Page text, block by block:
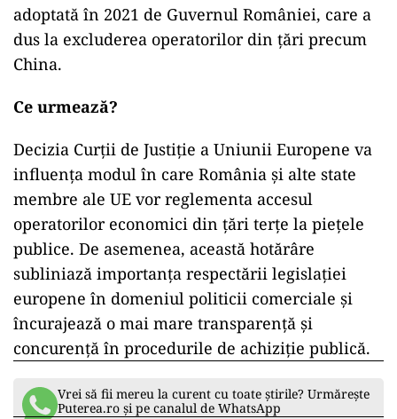
adoptată în 2021 de Guvernul României, care a
dus la excluderea operatorilor din țări precum
China.
Ce urmează?
Decizia Curții de Justiție a Uniunii Europene va
influența modul în care România și alte state
membre ale UE vor reglementa accesul
operatorilor economici din țări terțe la piețele
publice. De asemenea, această hotărâre
subliniază importanța respectării legislației
europene în domeniul politicii comerciale și
încurajează o mai mare transparență și
concurență în procedurile de achiziție publică.
Vrei să fii mereu la curent cu toate știrile? Urmărește
Puterea.ro și pe canalul de WhatsApp